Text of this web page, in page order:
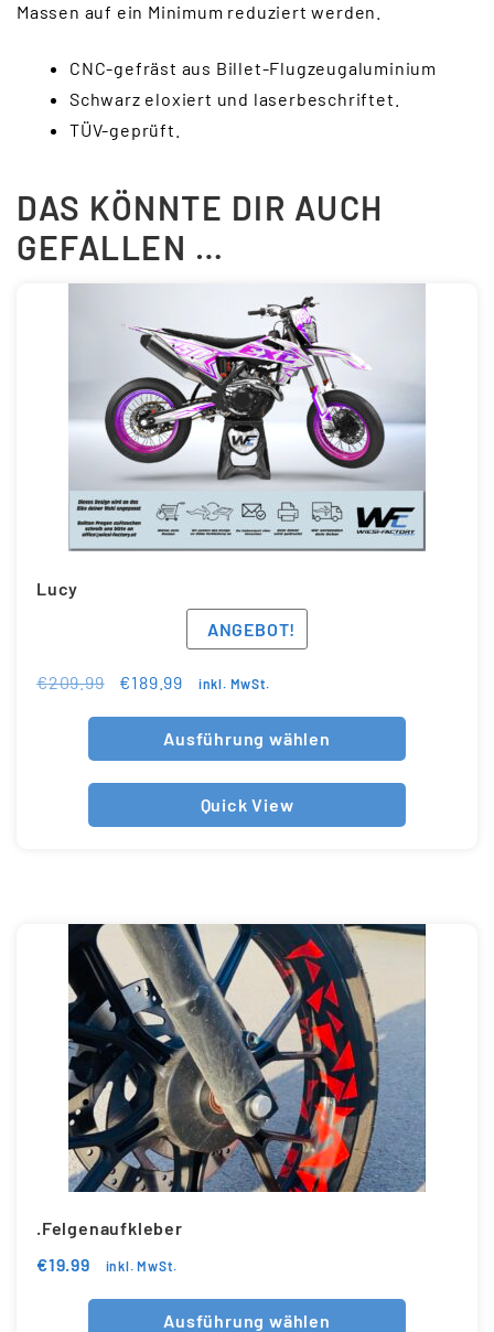
Massen auf ein Minimum reduziert werden.
CNC-gefräst aus Billet-Flugzeugaluminium
Schwarz eloxiert und laserbeschriftet.
TÜV-geprüft.
DAS KÖNNTE DIR AUCH
GEFALLEN …
Lucy
ANGEBOT!
€209.99 €189.99 inkl. MwSt.
Ausführung wählen
Quick View
.Felgenaufkleber
€19.99 inkl. MwSt.
Ausführung wählen